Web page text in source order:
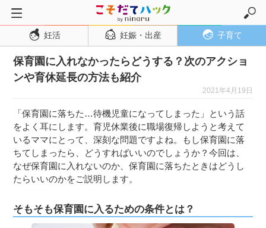
トップページ
妊活
妊娠・出産
妊娠初期
妊娠中期
妊娠後期
出産
子育て・育児
０歳児
妊活 妊娠・出産 子育て
保育園に入れなかったらどうする？次のアクショ
ンや育休延長の方法も紹介
2021年4月19日
「保育園に落ちた…待機児童になってしまった」という話
をよく耳にします。育児休業後に職場復帰しようと考えて
いるママにとって、深刻な問題ですよね。もし保育園に落
ちてしまったら、どうすればいいのでしょうか？今回は、
なぜ保育園に入れないのか、保育園に落ちたときはどうし
たらいいのかをご説明します。
そもそも保育園に入るための条件とは？